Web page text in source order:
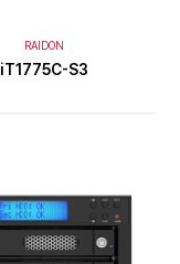
RAIDON
iT1775C-S3